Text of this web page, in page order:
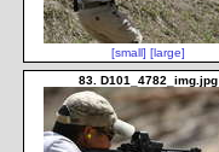
[small] [large]
83. D101_4782_img.jpg